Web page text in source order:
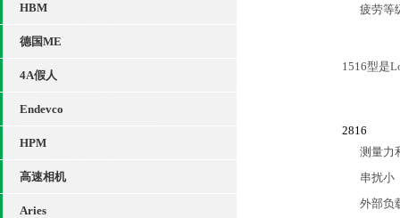
HBM
德国ME
4A假人
Endevco
HPM
高速相机
Aries
疲劳等
1516型是
2816
测量力
串扰小
外部负